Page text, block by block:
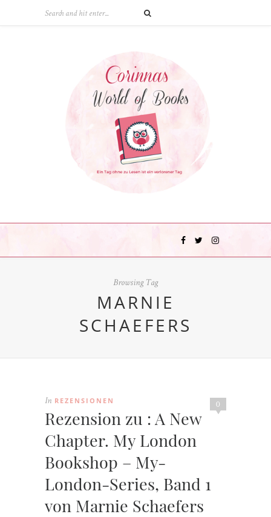
Browsing Tag
MARNIE
SCHAEFERS
0
In REZENSIONEN
Rezension zu : A New
Chapter. My London
Bookshop – My-
London-Series, Band 1
von Marnie Schaefers